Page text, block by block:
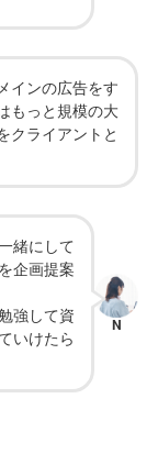
インの広告をす
もっと規模の大
クライアントと
緒にして
企画提案
強して資
いけたら
N